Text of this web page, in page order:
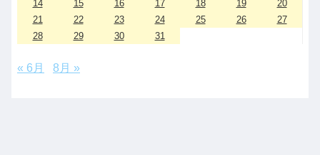
14
15 16 17 18 19
20
21
22 23 24 25 26
27
28
29 30 31
« 6月 8月 »